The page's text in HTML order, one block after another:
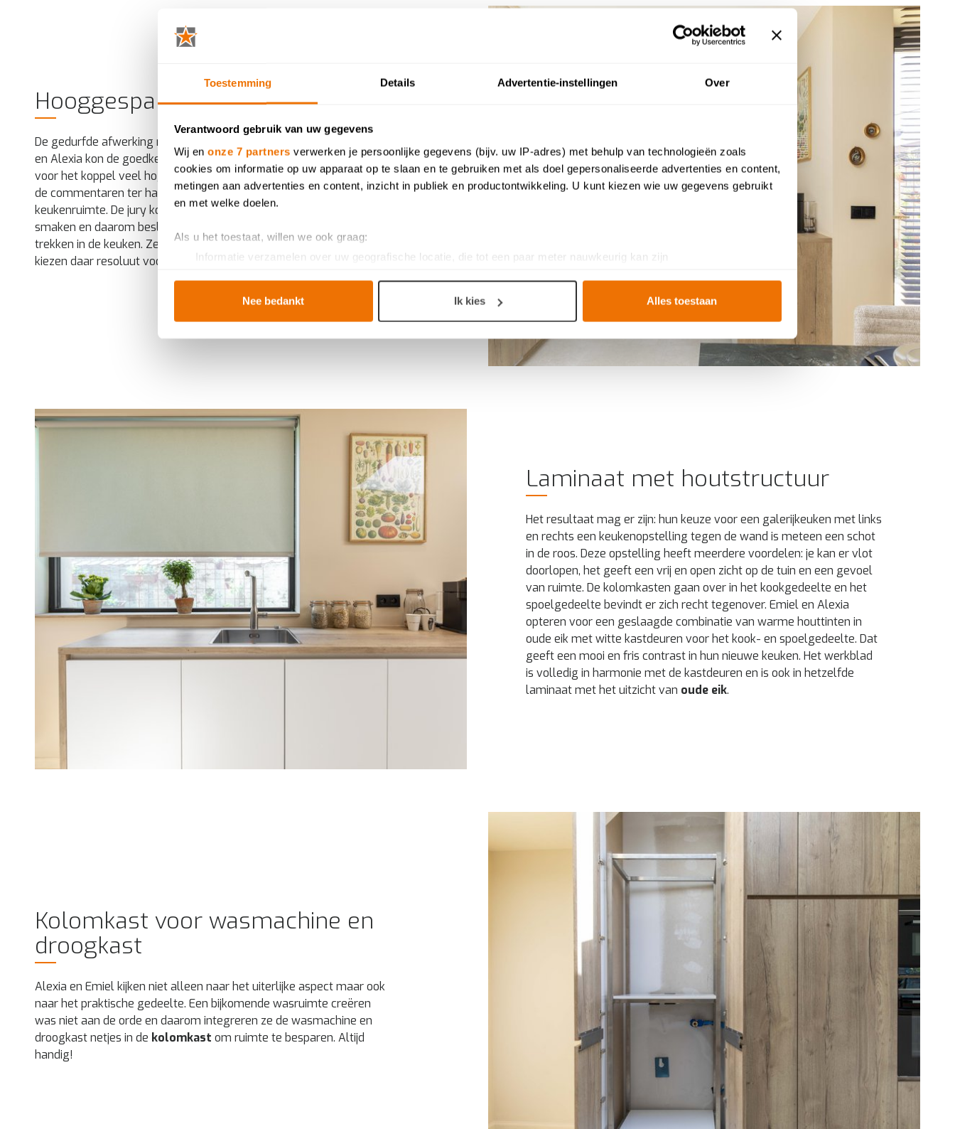
Toestemming Details Advertentie-instellingen Over
Verantwoord gebruik van uw gegevens
Wij en onze 7 partners verwerken je persoonlijke gegevens (bijv. uw IP-adres) met behulp van technologieën zoals
cookies om informatie op uw apparaat op te slaan en te gebruiken met als doel gepersonaliseerde advertenties en content,
metingen aan advertenties en content, inzicht in publiek en productontwikkeling. U kunt kiezen wie uw gegevens gebruikt
en met welke doelen.
Als u het toestaat, willen we ook graag:
Informatie verzamelen over uw geografische locatie, die tot een paar meter nauwkeurig kan zijn
toestemming op elk moment wijzigen of intrekken in de Cookieverklaring.
Breng uw cookies, net als een keukenproject, op smaak voor een ervaring op maat. Door de cookies te accepteren, geniet
website, bieden inzichten om te analyseren
wat beter kan
Nee bedankt Ik kies Alles toestaan
Hooggespannen verwachtingen
De gedurfde afwerking met felle kleuren in de leefruimte van Emiel
en Alexia kon de goedkeuring van de jury niet wegdragen. Ze hadden
voor het koppel veel hogere verwachtingen. Emiel en Alexia namen
de commentaren ter harte en deden beter hun best in de
keukenruimte. De jury kon de kast in notelaar in de leefruimte wel
smaken en daarom besluit het koppel om dezelfde stijl door te
trekken in de keuken. Ze gaan te rade in een Dovy-toonzaal en
kiezen daar resoluut voor
laminaat met een houtstructuur .
Laminaat met houtstructuur
Het resultaat mag er zijn: hun keuze voor een galerijkeuken met links
en rechts een keukenopstelling tegen de wand is meteen een schot
in de roos. Deze opstelling heeft meerdere voordelen: je kan er vlot
doorlopen, het geeft een vrij en open zicht op de tuin en een gevoel
van ruimte. De kolomkasten gaan over in het kookgedeelte en het
spoelgedeelte bevindt er zich recht tegenover. Emiel en Alexia
opteren voor een geslaagde combinatie van warme houttinten in
oude eik met witte kastdeuren voor het kook- en spoelgedeelte. Dat
geeft een mooi en fris contrast in hun nieuwe keuken. Het werkblad
is volledig in harmonie met de kastdeuren en is ook in hetzelfde
laminaat met het uitzicht van oude eik.
Kolomkast voor wasmachine en
droogkast
Alexia en Emiel kijken niet alleen naar het uiterlijke aspect maar ook
naar het praktische gedeelte. Een bijkomende wasruimte creëren
was niet aan de orde en daarom integreren ze de wasmachine en
droogkast netjes in de kolomkast om ruimte te besparen. Altijd
handig!